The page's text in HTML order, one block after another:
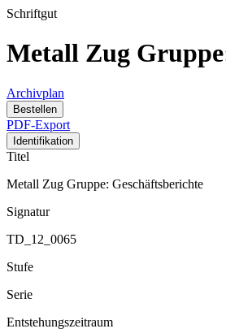
Schriftgut
Metall Zug
Archivplan
Bestellen
PDF-Export
Identifikation
Titel
Metall Zug Gruppe: Geschäftsberichte
Signatur
TD_12_0065
Stufe
Serie
Entstehungszeitraum